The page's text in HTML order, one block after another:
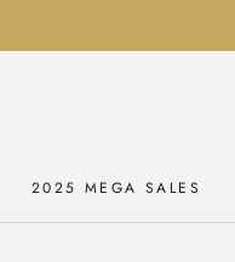
2025 MEGA SALES